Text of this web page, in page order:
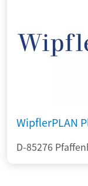
WipflerPLAN
D-85276